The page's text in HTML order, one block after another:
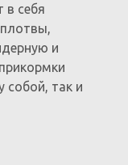
в себя
и
собой, так и